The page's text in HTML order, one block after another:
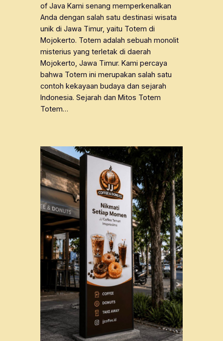
of Java Kami senang memperkenalkan
Anda dengan salah satu destinasi wisata
unik di Jawa Timur, yaitu Totem di
Mojokerto. Totem adalah sebuah monolit
misterius yang terletak di daerah
Mojokerto, Jawa Timur. Kami percaya
bahwa Totem ini merupakan salah satu
contoh kekayaan budaya dan sejarah
Indonesia. Sejarah dan Mitos Totem
Totem…